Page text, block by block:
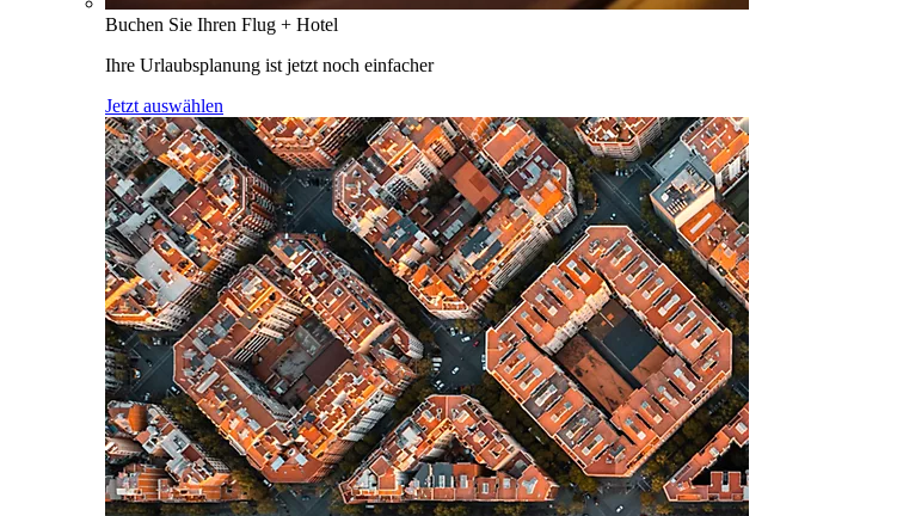
Buchen Sie Ihren Flug + Hotel
Ihre Urlaubsplanung ist jetzt noch einfacher
Jetzt auswählen